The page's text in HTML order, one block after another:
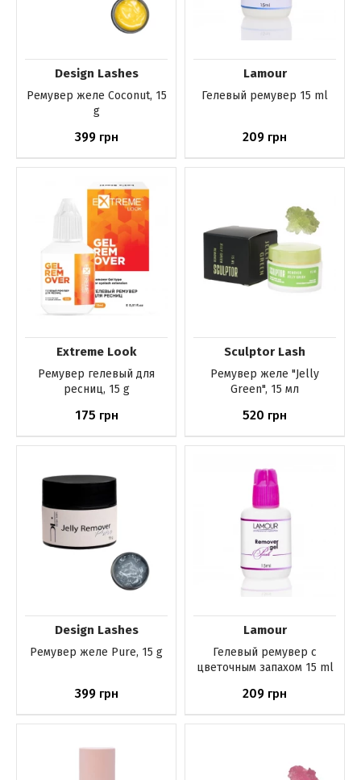
Design Lashes
Ремувер желе Coconut, 15
g
399грн
Lamour
Гелевый ремувер 15 ml
209 грн
Extreme Look
Ремувер гелевый для
ресниц, 15 g
175 грн
Sculptor Lash
Ремувер желе "Jelly
Green", 15 мл
520 грн
Design Lashes
Ремувер желе Pure, 15 g
399грн
Lamour
Гелевый ремувер с
цветочным запахом 15 ml
209 грн